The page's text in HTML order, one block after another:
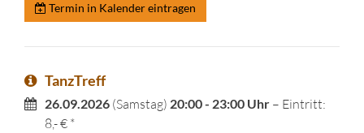
Termin in Kalender eintragen
TanzTreff
26.09.2026 (Samstag) 20:00 - 23:00 Uhr – Eintritt:
8,- € *